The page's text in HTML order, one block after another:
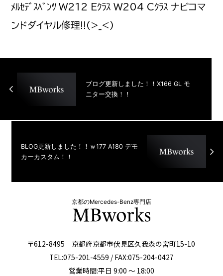
ﾒﾙｾﾃﾞｽﾍﾞﾝﾂ W212 Eｸﾗｽ W204 Cｸﾗｽ ナビコマ
ンドダイヤル修理!!(>_<)
ブログ更新しました！！X166 GL モ
ニター交換！！
BLOG更新しました！！ｗ177 A180 デモ
カーカスタム！！
京都のMercedes-Benz専門店
〒612-8495 京都府京都市伏見区久我森の宮町15-10
TEL:075-201-4559 / FAX:075-204-0427
営業時間:平日 9:00 ～ 18:00